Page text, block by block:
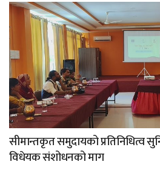
सीमान्तकृत समुदायको प्रतिनिधित्व
विधेयक संशोधनको माग